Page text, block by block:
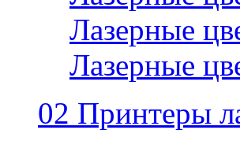
Лазерные
Лазерные
02 Принтеры